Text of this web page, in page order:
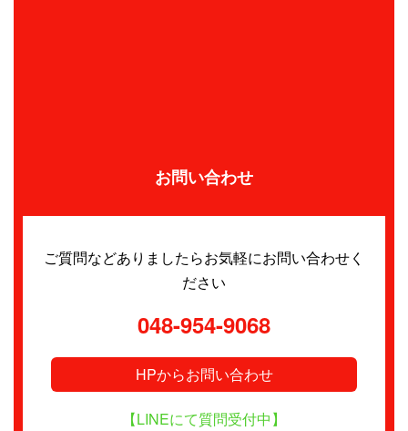
お問い合わせ
ご質問などありましたらお気軽にお問い合わせく
ださい
048-954-9068
HPからお問い合わせ
【LINEにて質問受付中】